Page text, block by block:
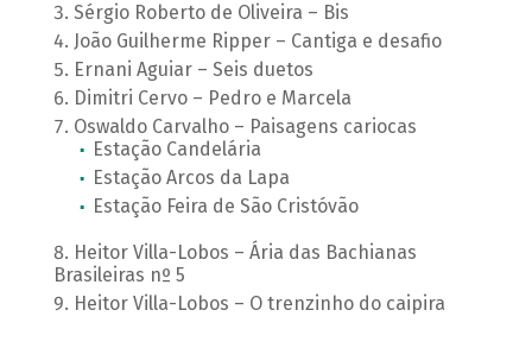
Sérgio Roberto de Oliveira – Bis
João Guilherme Ripper – Cantiga e desafio
Ernani Aguiar – Seis duetos
Dimitri Cervo – Pedro e Marcela
Oswaldo Carvalho – Paisagens cariocas
Estação Candelária
Estação Arcos da Lapa
Estação Feira de São Cristóvão
Heitor Villa-Lobos – Ária das Bachianas
Brasileiras nº 5
Heitor Villa-Lobos – O trenzinho do caipira